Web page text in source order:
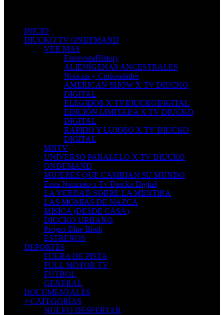
DIUCKO TV ONDEMAND
VER MAS
EntrevistaHistory
ALIENÍGENAS ANCESTRALES
Noticias y Curiosidades
AMERICAN SHOW X TV DIUCKO
DIGITAL
ELEGIDOS X TVDIUCKODIGITAL
EDICIÓN LIMITADA X TV DIUCKO
DIGITAL
RAPIDO Y LUJOSO X TV DIUCKO
DIGITAL
MNTV
UNIVERSO PARALELO X TV DIUCKO
ONDEMAND
MUJERES QUE CAMBIAN SU MUNDO
Enza Nunziato x Tv Diucko Digital
LA VERDAD SOBRE LA MENTIRA
LAS MOMIAS DE NAZCA
MISICA (DESDE CASA)
DIUCKO URBANO
Project Blue Book
ESTRENOS
DEPORTES
FUERA DE PISTA
FULL MOTOR TV
FÚTBOL
GENERAL